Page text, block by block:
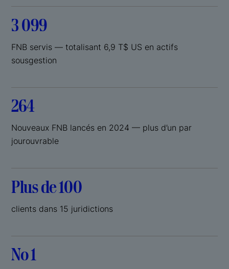
3 099
FNB servis — totalisant 6,9 T$ US en actifs
sousgestion
264
Nouveaux FNB lancés en 2024 — plus d’un par
jourouvrable
Plus de 100
clients dans 15 juridictions
No 1